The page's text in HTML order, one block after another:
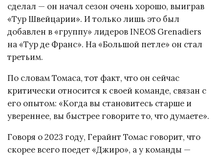
сделал — он начал сезон очень хорошо, выиграв
«Тур Швейцарии». И только лишь это был
добавлен в «группу» лидеров INEOS Grenadiers
на «Тур де Франс». На «Большой петле» он стал
третьим.
По словам Томаса, тот факт, что он сейчас
критически относится к своей команде, связан с
его опытом: «Когда вы становитесь старше и
увереннее, вы быстрее говорите то, что думаете».
Говоря о 2023 году, Герайнт Томас говорит, что
скорее всего поедет «Джиро», а у команды —